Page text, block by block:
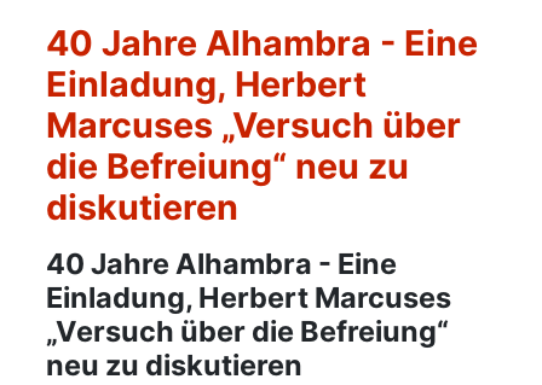
40 Jahre Alhambra - Eine
Einladung, Herbert
Marcuses „Versuch über
die Befreiung“ neu zu
diskutieren
Details
40 Jahre Alhambra - Eine
Einladung, Herbert Marcuses
„Versuch über die Befreiung“
neu zu diskutieren